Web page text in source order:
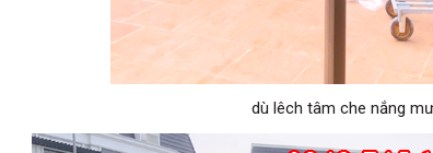
dù lêch tâm che nắng